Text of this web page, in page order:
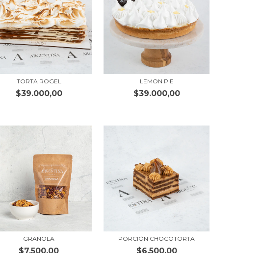
TORTA ROGEL
$39.000,00
LEMON PIE
$39.000,00
GRANOLA
$7.500,00
PORCIÓN CHOCOTORTA
$6.500,00